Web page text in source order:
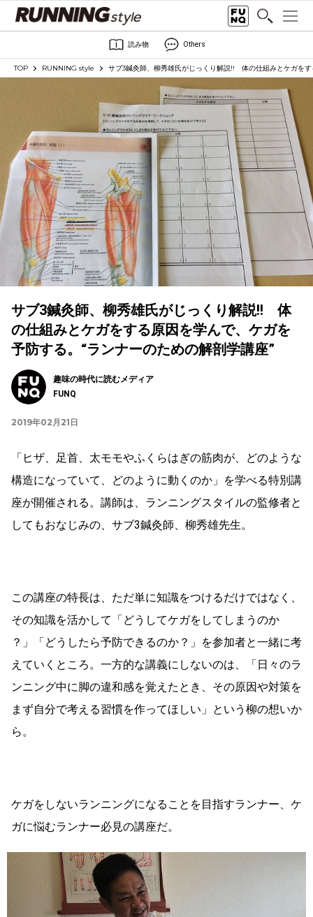
読み物 Others
TOP RUNNING style サブ3鍼灸師、柳秀雄氏がじっくり解説!! 体の仕組みとケガを
サブ3鍼灸師、柳秀雄氏がじっくり解説!! 体
の仕組みとケガをする原因を学んで、ケガを
予防する。“ランナーのための解剖学講座”
趣味の時代に読むメディア
FUNQ
2019年02月21日
「ヒザ、足首、太モモやふくらはぎの筋肉が、どのような
構造になっていて、どのように動くのか」を学べる特別講
座が開催される。講師は、ランニングスタイルの監修者と
してもおなじみの、サブ3鍼灸師、柳秀雄先生。
この講座の特長は、ただ単に知識をつけるだけではなく、
その知識を活かして「どうしてケガをしてしまうのか
？」「どうしたら予防できるのか？」を参加者と一緒に考
えていくところ。一方的な講義にしないのは、「日々のラ
ンニング中に脚の違和感を覚えたとき、その原因や対策を
まず自分で考える習慣を作ってほしい」という柳の想いか
ら。
ケガをしないランニングになることを目指すランナー、ケ
ガに悩むランナー必見の講座だ。